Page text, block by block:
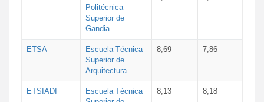
Politécnica
Superior de
Gandia
ETSA
Escuela Técnica
Superior de
Arquitectura
8,69 7,86
ETSIADI
Escuela Técnica
8,13 8,18